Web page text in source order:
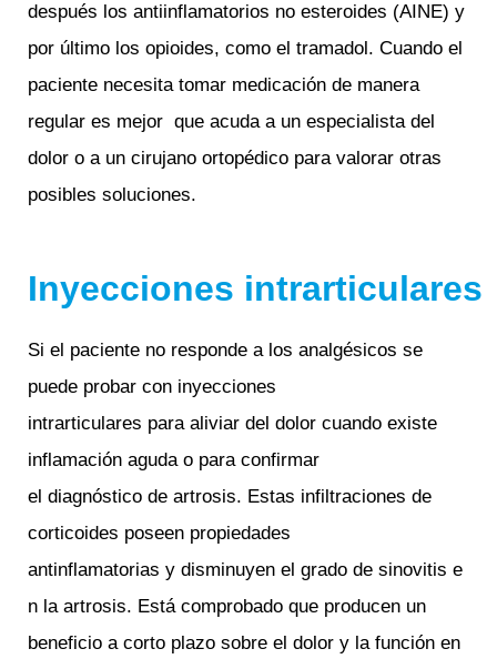
después los antiinflamatorios no esteroides (AINE) y
por último los opioides, como el tramadol. Cuando el
paciente necesita tomar medicación de manera
regular es mejor que acuda a un especialista del
dolor o a un cirujano ortopédico para valorar otras
posibles soluciones.
Inyecciones intrarticulares
Si el paciente no responde a los analgésicos se
puede probar con inyecciones
intrarticulares para aliviar del dolor cuando existe
inflamación aguda o para confirmar
el diagnóstico de artrosis. Estas infiltraciones de
corticoides poseen propiedades
antinflamatorias y disminuyen el grado de sinovitis e
n la artrosis. Está comprobado que producen un
beneficio a corto plazo sobre el dolor y la función en